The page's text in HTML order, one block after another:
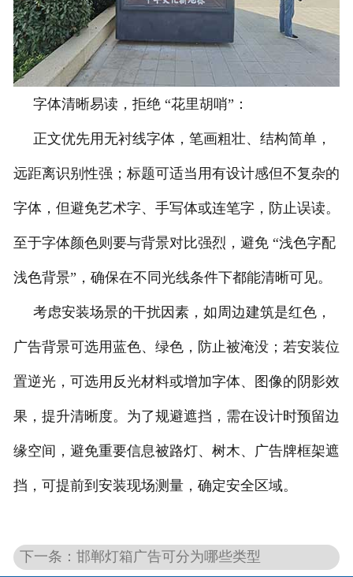
字体清晰易读，拒绝 “花里胡哨”：
正文优先用无衬线字体，笔画粗壮、结构简单，
远距离识别性强；标题可适当用有设计感但不复杂的
字体，但避免艺术字、手写体或连笔字，防止误读。
至于字体颜色则要与背景对比强烈，避免 “浅色字配
浅色背景”，确保在不同光线条件下都能清晰可见。
考虑安装场景的干扰因素，如周边建筑是红色，
广告背景可选用蓝色、绿色，防止被淹没；若安装位
置逆光，可选用反光材料或增加字体、图像的阴影效
果，提升清晰度。为了规避遮挡，需在设计时预留边
缘空间，避免重要信息被路灯、树木、广告牌框架遮
挡，可提前到安装现场测量，确定安全区域。
下一条：邯郸灯箱广告可分为哪些类型